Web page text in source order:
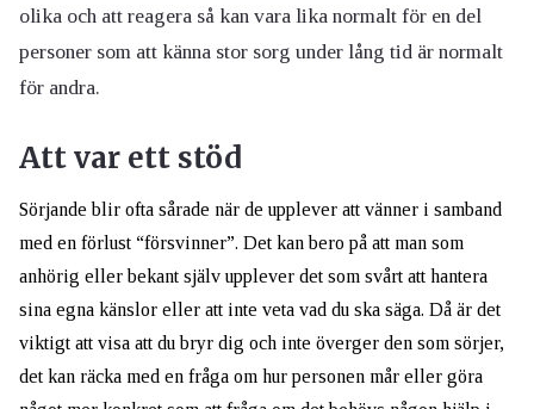
olika och att reagera så kan vara lika normalt för en del
personer som att känna stor sorg under lång tid är normalt
för andra.
Att var ett stöd
Sörjande blir ofta sårade när de upplever att vänner i samband
med en förlust “försvinner”. Det kan bero på att man som
anhörig eller bekant själv upplever det som svårt att hantera
sina egna känslor eller att inte veta vad du ska säga. Då är det
viktigt att visa att du bryr dig och inte överger den som sörjer,
det kan räcka med en fråga om hur personen mår eller göra